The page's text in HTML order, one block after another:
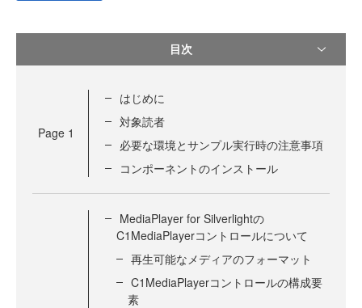
目次
Page 1
はじめに
対象読者
必要な環境とサンプル実行時の注意事項
コンポーネントのインストール
MediaPlayer for Silverlightの
C1MediaPlayerコントロールについて
再生可能なメディアのフォーマット
C1MediaPlayerコントロールの構成要
素